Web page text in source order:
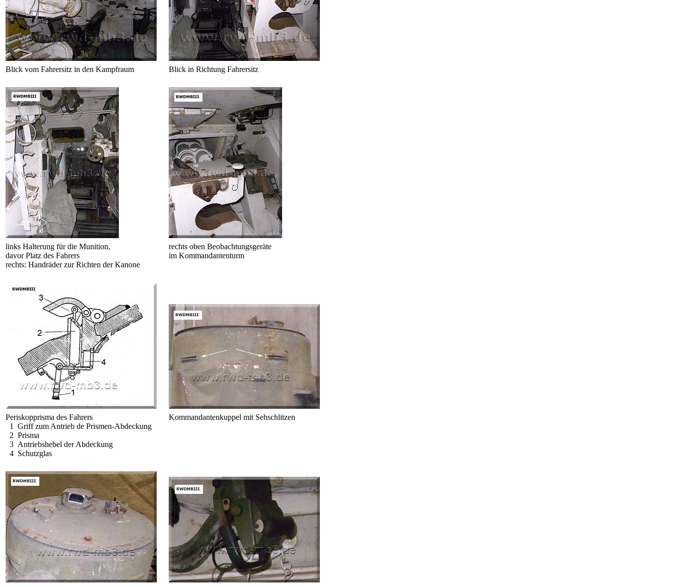
Blick vom Fahrersitz in den Kampfraum Blick in Richtung Fahrersitz
links Halterung für die Munition,
davor Platz des Fahrers
rechts: Handräder zur Richten der Kanone
rechts oben Beobachtungsgeräte
im Kommandantenturm
Periskopprisma des Fahrers
1 Griff zum Antrieb de Prismen-Abdeckung
2 Prisma
3 Antriebshebel der Abdeckung
4 Schutzglas
Kommandantenkuppel mit Sehschlitzen